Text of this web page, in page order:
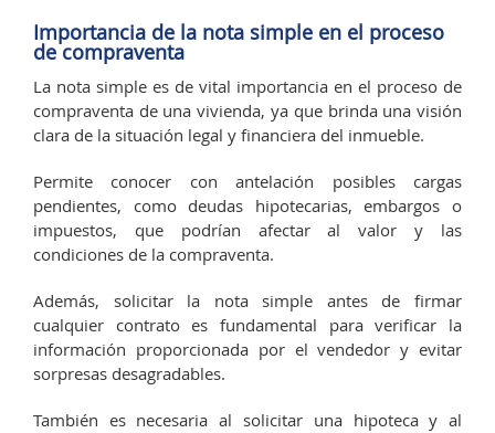
Importancia de la nota simple en el proceso
de compraventa
La nota simple es de vital importancia en el proceso de
compraventa de una vivienda, ya que brinda una visión
clara de la situación legal y financiera del inmueble.
Permite conocer con antelación posibles cargas
pendientes, como deudas hipotecarias, embargos o
impuestos, que podrían afectar al valor y las
condiciones de la compraventa.
Además, solicitar la nota simple antes de firmar
cualquier contrato es fundamental para verificar la
información proporcionada por el vendedor y evitar
sorpresas desagradables.
También es necesaria al solicitar una hipoteca y al